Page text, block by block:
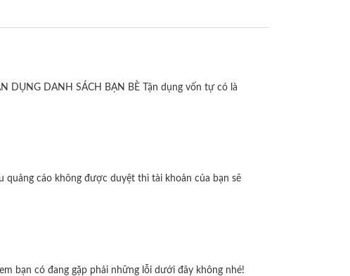
DỤNG DANH SÁCH BẠN BÈ Tận dụng vốn tự có là
quảng cáo không được duyệt thì tài khoản của bạn sẽ
bạn có đang gặp phải những lỗi dưới đây không nhé!